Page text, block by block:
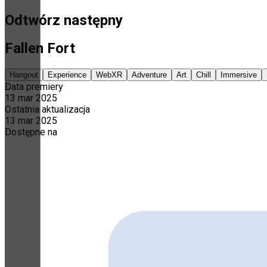
Odtwórz następny
Fallen Fort
Hangout Experience WebXR Adventure Art Chill Immersive
Data premiery
13 mar 2025
Ostatnia aktualizacja
13 mar 2025
Dostępne na